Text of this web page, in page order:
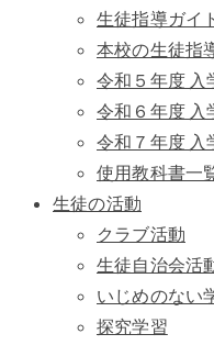
生徒指導ガイ
本校の生徒指
令和５年度 入
令和６年度 入
令和７年度 入
使用教科書一
生徒の活動
クラブ活動
生徒自治会活
いじめのない
探究学習